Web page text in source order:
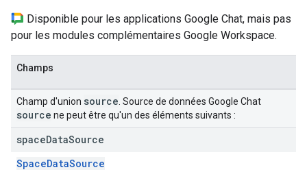
Disponible pour les applications Google Chat, mais pas
pour les modules complémentaires Google Workspace.
Champs
Champ d'union source . Source de données Google Chat
source ne peut être qu'un des éléments suivants :
spaceDataSource
SpaceDataSource